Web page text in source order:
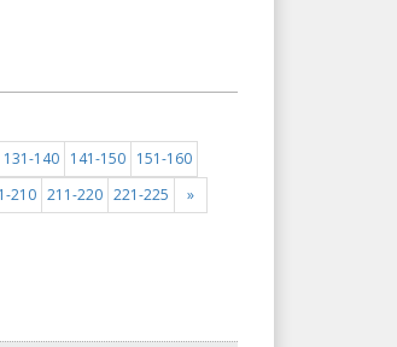
131-140 141-150
151-160
210 211-220 221-225 »